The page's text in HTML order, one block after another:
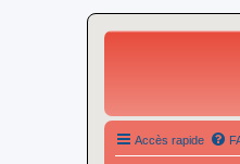
Accès rapide